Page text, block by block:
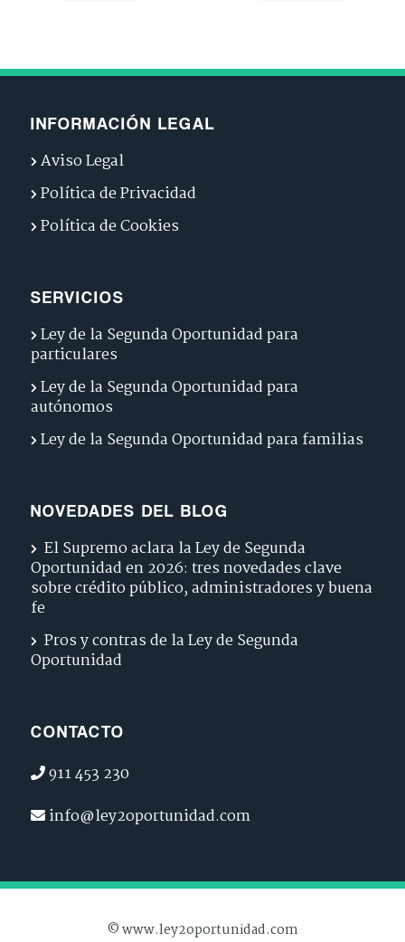
INFORMACIÓN LEGAL
Aviso Legal
Política de Privacidad
Política de Cookies
SERVICIOS
Ley de la Segunda Oportunidad para
particulares
Ley de la Segunda Oportunidad para
autónomos
Ley de la Segunda Oportunidad para familias
NOVEDADES DEL BLOG
El Supremo aclara la Ley de Segunda
Oportunidad en 2026: tres novedades clave
sobre crédito público, administradores y buena
fe
Pros y contras de la Ley de Segunda
Oportunidad
CONTACTO
911 453 230
info@ley2oportunidad.com
© www.ley2oportunidad.com